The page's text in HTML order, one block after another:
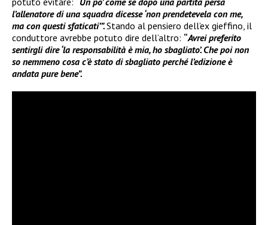
l’allenatore di una squadra dicesse ‘non prendetevela con me,
ma con questi sfaticati’”.Stando al pensiero dell’ex gieffino, il
conduttore avrebbe potuto dire dell’altro: “Avrei preferito
sentirgli dire ‘la responsabilità è mia, ho sbagliato’. Che poi non
so nemmeno cosa c’è stato di sbagliato perché l’edizione è
andata pure bene”.